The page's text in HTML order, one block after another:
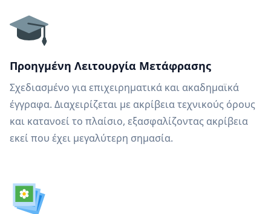
Προηγμένη Λειτουργία Μετάφρασης
Σχεδιασμένο για επιχειρηματικά και ακαδημαϊκά
έγγραφα. Διαχειρίζεται με ακρίβεια τεχνικούς όρους
και κατανοεί το πλαίσιο, εξασφαλίζοντας ακρίβεια
εκεί που έχει μεγαλύτερη σημασία.